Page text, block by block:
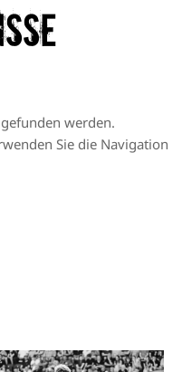
werden.
Sie die Navigation